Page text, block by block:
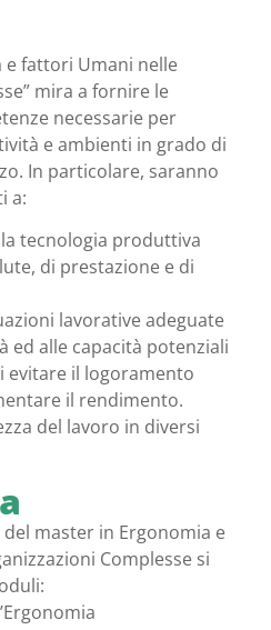
e fattori Umani nelle
mira a fornire le
necessarie per
e ambienti in grado di
In particolare, saranno
a:
tecnologia produttiva
di prestazione e di
lavorative adeguate
ed alle capacità potenziali
evitare il logoramento
il rendimento.
del lavoro in diversi
master in Ergonomia e
Complesse si